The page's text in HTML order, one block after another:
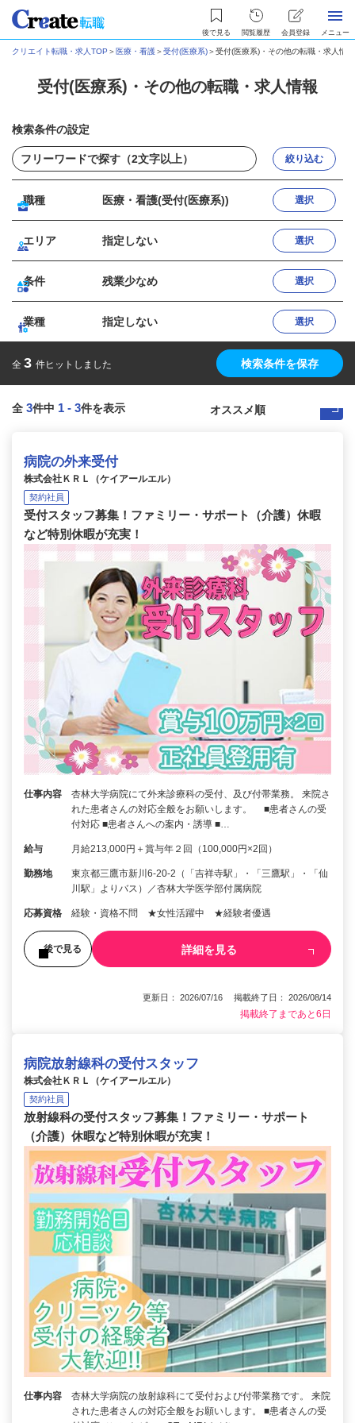
後で見る 閲覧履歴 会員登録 メニュー
クリエイト転職・求人TOP ＞ 医療・看護＞受付(医療系)＞受付(医療系)・その他の転職・求人情報
受付(医療系)・その他の転職・求人情報
検索条件の設定
絞り込む
職種 医療・看護(受付(医療系)) 選択
エリア 指定しない 選択
条件 残業少なめ 選択
業種 指定しない 選択
全 3 件ヒットしました 検索条件を保存
全 3件中 1 - 3件を表示
病院の外来受付
株式会社ＫＲＬ（ケイアールエル）
契約社員
受付スタッフ募集！ファミリー・サポート（介護）休暇
など特別休暇が充実！
仕事内容
杏林大学病院にて外来診療科の受付、及び付帯業務。 来院さ
れた患者さんの対応全般をお願いします。 ■患者さんの受
付対応 ■患者さんへの案内・誘導 ■…
給与 月給213,000円＋賞与年２回（100,000円×2回）
勤務地
東京都三鷹市新川6-20-2（「吉祥寺駅」・「三鷹駅」・「仙
川駅」よりバス）／杏林大学医学部付属病院
応募資格 経験・資格不問 ★女性活躍中 ★経験者優遇
後で見る 詳細を見る
更新日： 2026/07/16 掲載終了日： 2026/08/14
掲載終了まであと6日
病院放射線科の受付スタッフ
株式会社ＫＲＬ（ケイアールエル）
契約社員
放射線科の受付スタッフ募集！ファミリー・サポート
（介護）休暇など特別休暇が充実！
仕事内容
杏林大学病院の放射線科にて受付および付帯業務です。 来院
された患者さんの対応全般をお願いします。 ■患者さんの受